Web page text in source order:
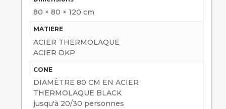
80 × 80 × 120 cm
MATIERE
ACIER THERMOLAQUE
ACIER DKP
CONE
DIAMÈTRE 80 CM EN ACIER
THERMOLAQUE BLACK
jusqu'à 20/30 personnes